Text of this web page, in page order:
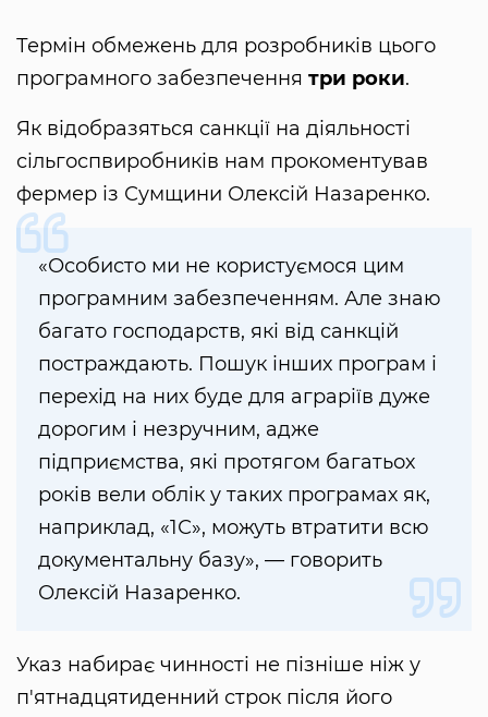
Термін обмежень для розробників цього
програмного забезпечення три роки.
Як відобразяться санкції на діяльності
сільгоспвиробників нам прокоментував
фермер із Сумщини Олексій Назаренко.
«Особисто ми не користуємося цим
програмним забезпеченням. Але знаю
багато господарств, які від санкцій
постраждають. Пошук інших програм і
перехід на них буде для аграріїв дуже
дорогим і незручним, адже
підприємства, які протягом багатьох
років вели облік у таких програмах як,
наприклад, «1С», можуть втратити всю
документальну базу», — говорить
Олексій Назаренко.
Указ набирає чинності не пізніше ніж у
п'ятнадцятиденний строк після його